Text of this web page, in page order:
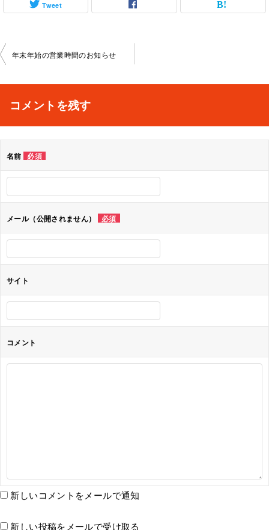
Tweet
投
ビ
シ
ョ
ン
年末年始の営業時間のお知らせ
コメントを残す
名前 必須
メール（公開されません） 必須
サイト
コメント
新しいコメントをメールで通知
新しい投稿をメールで受け取る